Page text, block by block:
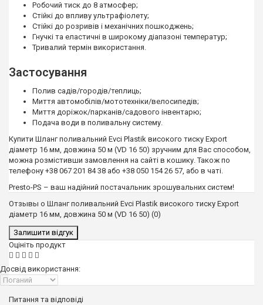
Робочий тиск до 8 атмосфер;
Стійкі до впливу ультрафіолету;
Стійкі до розривів і механічних пошкоджень;
Гнучкі та еластичні в широкому діапазоні температур;
Тривалий термін використання.
Застосування
Полив садів/городів/теплиць;
Миття автомобілів/мототехніки/велосипедів;
Миття доріжок/парканів/садового інвентарю;
Подача води в поливальну систему.
Купити Шланг поливальний Evci Plastik високого тиску Export
діаметр 16 мм, довжина 50 м (VD 16 50) зручним для Вас способом,
можна розмістивши замовлення на сайті в кошику. Також по
телефону +38 067 201 84 38 або +38 050 154 26 57, або в чаті.
Presto-PS – ваш надійний постачальник зрошувальних систем!
Отзывы о Шланг поливальний Evci Plastik високого тиску Export
діаметр 16 мм, довжина 50 м (VD 16 50) (0)
Залишити відгук
Оцініть продукт
Досвід використання:
Питання та відповіді